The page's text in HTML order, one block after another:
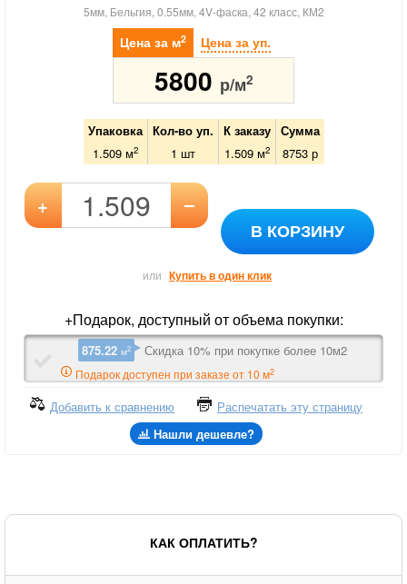
5мм, Бельгия, 0.55мм, 4V-фаска, 42 класс, КМ2
Цена за м2 Цена за уп.
5800 р/м2
Упаковка Кол-во уп. К заказу
Сумма
1.509 м2 1 шт 1.509м2 8753р
+ –
В КОРЗИНУ
или Купить в один клик
+Подарок, доступный от объема покупки:
875.22 м2 Скидка 10% при покупке более 10м2
Подарок доступен при заказе от 10 м2
Добавить к сравнению
Распечатать эту страницу
Нашли дешевле?
КАК ОПЛАТИТЬ?